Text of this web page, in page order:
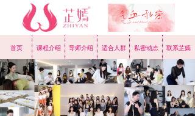
首页 课程介绍 导师介绍 适合人群 私密动态 联系芷嫣